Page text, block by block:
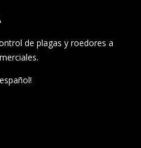
de plagas y roedores a